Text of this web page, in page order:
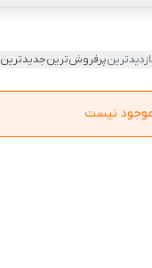
پرفروش‌ترینجدیدترین
موجود نیست